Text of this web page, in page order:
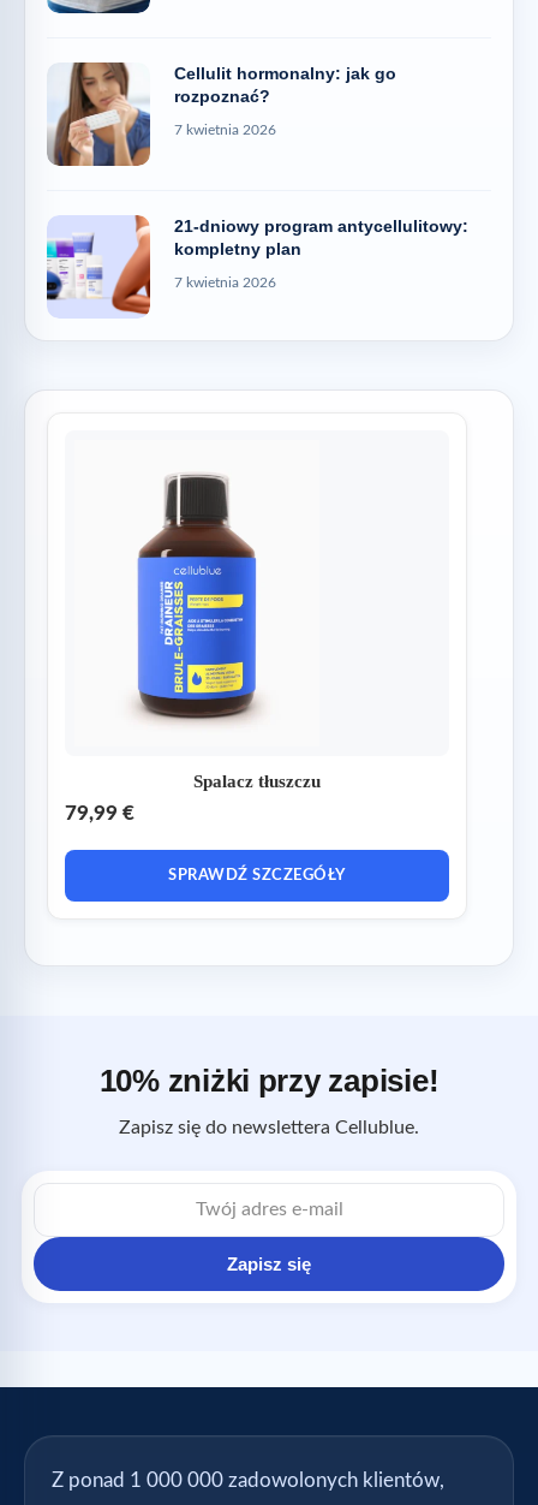
Cellulit hormonalny: jak go
rozpoznać?
7 kwietnia 2026
21-dniowy program antycellulitowy:
kompletny plan
7 kwietnia 2026
Spalacz tłuszczu
79,99 €
SPRAWDŹ SZCZEGÓŁY
10% zniżki przy zapisie!
Zapisz się do newslettera Cellublue.
Adres
e-
Zapisz się
Z ponad 1 000 000 zadowolonych klientów,